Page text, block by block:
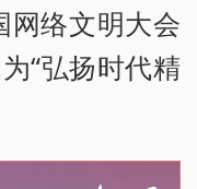
网络文明大会
“弘扬时代精